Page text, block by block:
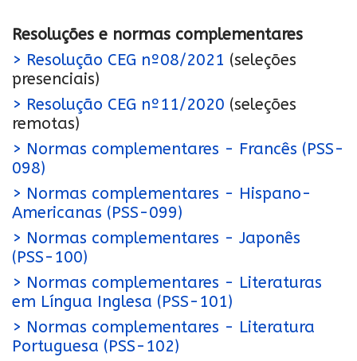
Resoluções e normas complementares
> Resolução CEG nº08/2021 (seleções
presenciais)
> Resolução CEG nº11/2020 (seleções
remotas)
> Normas complementares - Francês (PSS-
098)
> Normas complementares - Hispano-
Americanas (PSS-099)
> Normas complementares - Japonês
(PSS-100)
> Normas complementares - Literaturas
em Língua Inglesa (PSS-101)
> Normas complementares - Literatura
Portuguesa (PSS-102)